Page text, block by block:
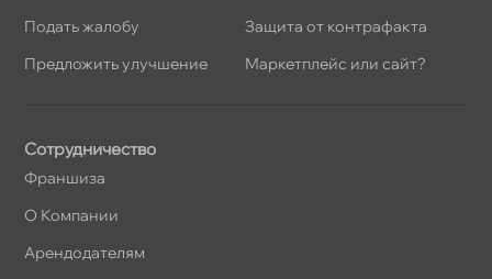
Подать жалобу
Предложить улучшение
Защита от контрафакта
Маркетплейс или сайт?
Сотрудничество
Франшиза
О Компании
Арендодателям